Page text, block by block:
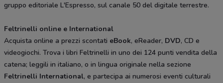
gruppo editoriale L'Espresso, sul canale 50 del digitale terrestre.
Feltrinelli online e International
Acquista online a prezzi scontati eBook, eReader, DVD, CD e
videogiochi. Trova i libri Feltrinelli in uno dei 124 punti vendita della
catena; leggili in italiano, o in lingua originale nella sezione
Feltrinelli International, e partecipa ai numerosi eventi culturali